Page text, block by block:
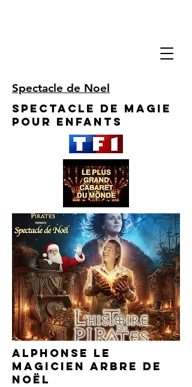
Spectacle de Noel
Spectacle de Magie
pour enfants
Alphonse le
magicien arbre de
noël